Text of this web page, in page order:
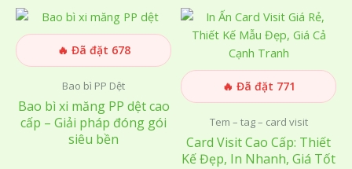
🔥 Đã đặt 678
Bao bì PP Dệt
Bao bì xi măng PP dệt cao
cấp – Giải pháp đóng gói
siêu bền
🔥 Đã đặt 771
Tem – tag – card visit
Card Visit Cao Cấp: Thiết
Kế Đẹp, In Nhanh, Giá Tốt